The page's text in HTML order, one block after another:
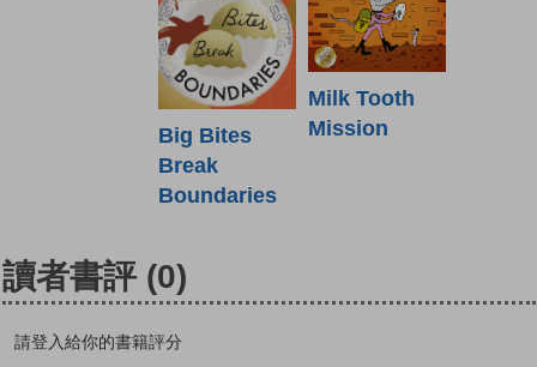
Big Bites
Break
Boundaries
Milk Tooth
Mission
讀者書評 (0)
請登入給你的書籍評分